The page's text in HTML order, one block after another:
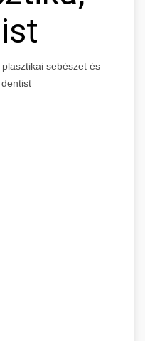
plasztikai sebészet és